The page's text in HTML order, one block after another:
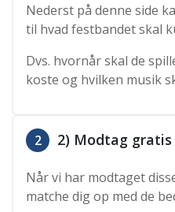
Nederst på denne side
til hvad festbandet skal
Dvs. hvornår skal de
koste og hvilken musik
2 2) Modtag
Når vi har modtaget
matche dig op med de